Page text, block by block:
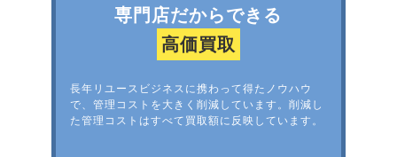
専門店だからできる
高価買取
長年リユースビジネスに携わって得たノウハウ
で、管理コストを大きく削減しています。削減し
た管理コストはすべて買取額に反映しています。